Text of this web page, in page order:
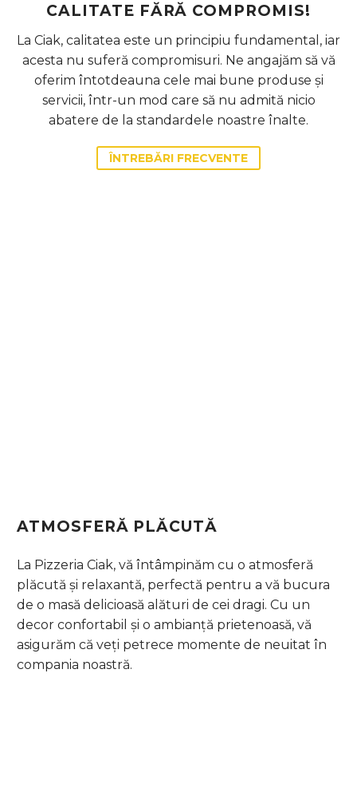
CALITATE FĂRĂ COMPROMIS!
La Ciak, calitatea este un principiu fundamental, iar
acesta nu suferă compromisuri. Ne angajăm să vă
oferim întotdeauna cele mai bune produse și
servicii, într-un mod care să nu admită nicio
abatere de la standardele noastre înalte.
ÎNTREBĂRI FRECVENTE
ATMOSFERĂ PLĂCUTĂ
La Pizzeria Ciak, vă întâmpinăm cu o atmosferă
plăcută și relaxantă, perfectă pentru a vă bucura
de o masă delicioasă alături de cei dragi. Cu un
decor confortabil și o ambianță prietenoasă, vă
asigurăm că veți petrece momente de neuitat în
compania noastră.